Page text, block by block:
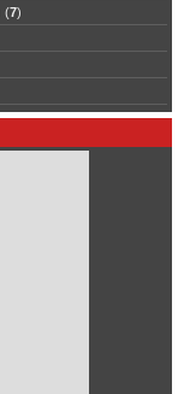
(7)